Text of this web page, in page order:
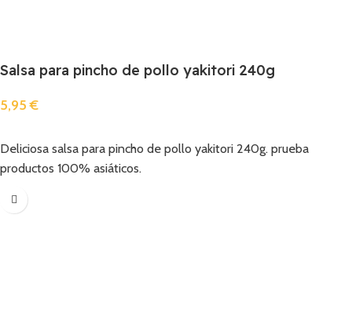
Salsa para pincho de pollo yakitori 240g
5,95€
Deliciosa salsa para pincho de pollo yakitori 240g. prueba
productos 100% asiáticos.